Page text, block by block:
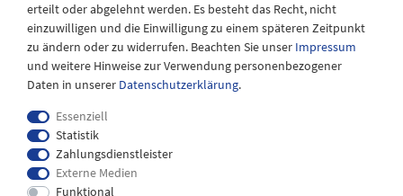
Impressum
erteilt oder abgelehnt werden. Es besteht das Recht, nicht
einzuwilligen und die Einwilligung zu einem späteren Zeitpunkt
zu ändern oder zu widerrufen. Beachten Sie unser Impressum
und weitere Hinweise zur Verwendung personenbezogener
Daten in unserer Daten­schutz­erklärung.
Essenziell
Statistik
Zahlungsdienstleister
Externe Medien
Funktional